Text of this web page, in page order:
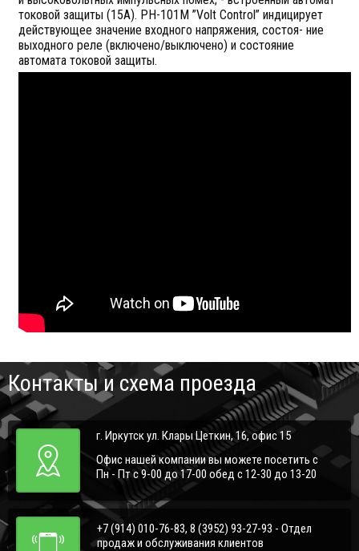
токовой защиты (15А). РН-101М ”Volt Control” индицирует
действующее значение входного напряжения, состоя- ние
выходного реле (включено/выключено) и состояние
автомата токовой защиты.
Контакты и схема проезда
г. Иркутск ул. Клары Цеткин, 16, офис 15
Офис нашей компании вы можете посетить с
Пн - Пт с 9-00 до 17-00 обед с 12-30 до 13-20
+7 (914) 010-76-83, 8 (3952) 93-27-93 - Отдел
продаж и обслуживания клиентов